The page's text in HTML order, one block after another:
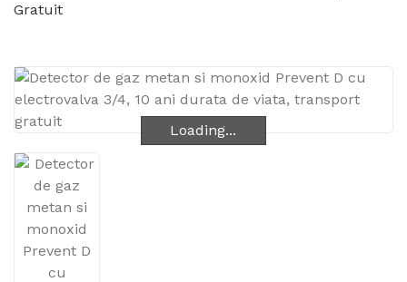
Gratuit
Loading...
Loading...